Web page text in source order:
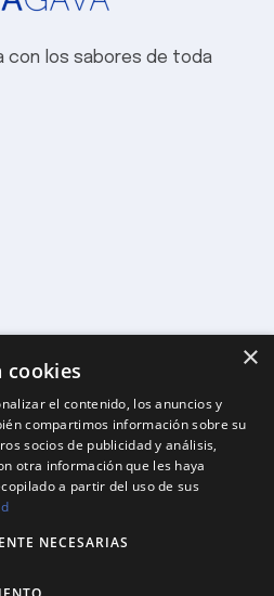
con los sabores de toda
– 21:00
el mediodía
×
cookies
el contenido, los anuncios y
compartimos información sobre su
socios de publicidad y análisis,
otra información que les haya
a partir del uso de sus
NECESARIAS